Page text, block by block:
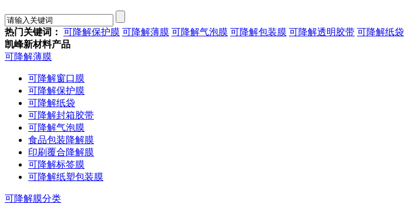
热门关键词： 可降解保护膜 可降解薄膜 可降解气泡膜 可降解包装膜 可降解透明胶带 可降解纸袋
凯峰新材料产品
可降解薄膜
可降解窗口膜
可降解保护膜
可降解纸袋
可降解封箱胶带
可降解气泡膜
食品包装降解膜
印刷覆合降解膜
可降解标签膜
可降解纸塑包装膜
可降解膜分类